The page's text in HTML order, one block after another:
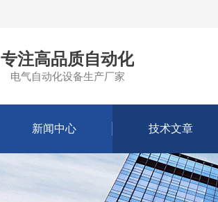
专注高品质自动化
电气自动化设备生产厂家
新闻中心 技术文章